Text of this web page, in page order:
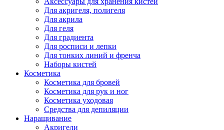
Для акригеля, полигеля
Для акрила
Для геля
Для градиента
Для росписи и лепки
Для тонких линий и френча
Наборы кистей
Косметика
Косметика для бровей
Косметика для рук и ног
Косметика уходовая
Средства для депиляции
Наращивание
Акригели